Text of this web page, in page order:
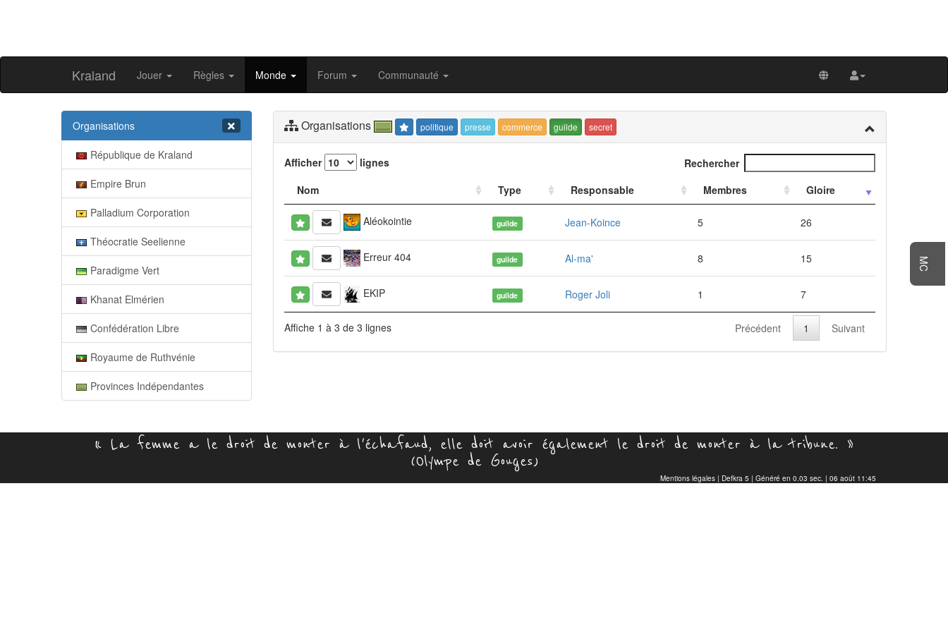
Kraland Jouer Règles Monde Forum Communauté
Organisations
République de Kraland
Empire Brun
Palladium Corporation
Théocratie Seelienne
Paradigme Vert
Khanat Elmérien
Confédération Libre
Royaume de Ruthvénie
Provinces Indépendantes
Organisations politique presse commerce guilde secret
Afficher lignes
Rechercher
Nom
Type Responsable Membres Gloire
Aléokointie guilde Jean-Koince 5 26
Erreur 404 guilde Al-ma' 8 15
EKIP guilde Roger Joli 1 7
Affiche 1 à 3 de 3 lignes Précédent 1 Suivant
MC
« La femme a le droit de monter à l'échafaud, elle doit avoir également le droit de monter à la tribune. »
(Olympe de Gouges)
Mentions légales | Defkra 5 | Généré en 0.03 sec. | 06 août 11:45